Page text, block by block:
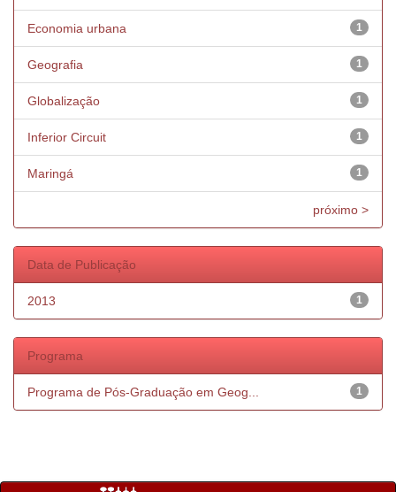
1
Economia urbana
1
Geografia
1
Globalização
1
Inferior Circuit
1
Maringá
próximo >
Data de Publicação
1
2013
Programa
1
Programa de Pós-Graduação em Geog...